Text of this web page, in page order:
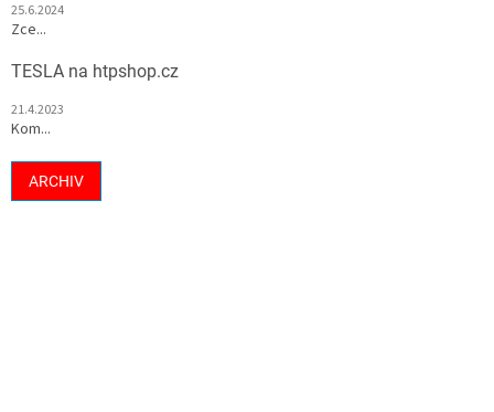
25.6.2024
Zce...
TESLA na htpshop.cz
21.4.2023
Kom...
ARCHIV